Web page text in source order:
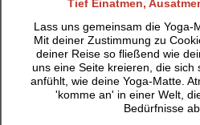
inkl. 7 % MwSt.
Bhakti Sutras von
Tief Einatmen,
Lass uns gemeinsam die Yoga-
Mit deiner Zustimmung zu
deiner Reise so fließend wie
uns eine Seite kreieren, die sich
anfühlt, wie deine Yoga-Matte.
'komme an' in einer Welt,
Bedürfnisse